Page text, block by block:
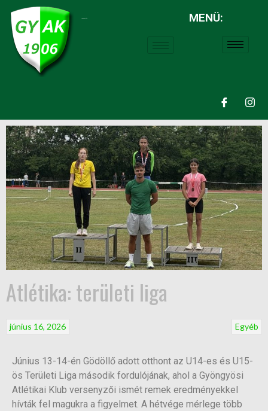
MENÜ:
Atlétika: területi liga
Egyéb
június 16, 2026
Június 13-14-én Gödöllő adott otthont az U14-es és U15-
ös Területi Liga második fordulójának, ahol a Gyöngyösi
Atlétikai Klub versenyzői ismét remek eredményekkel
hívták fel magukra a figyelmet. A hétvége mérlege több